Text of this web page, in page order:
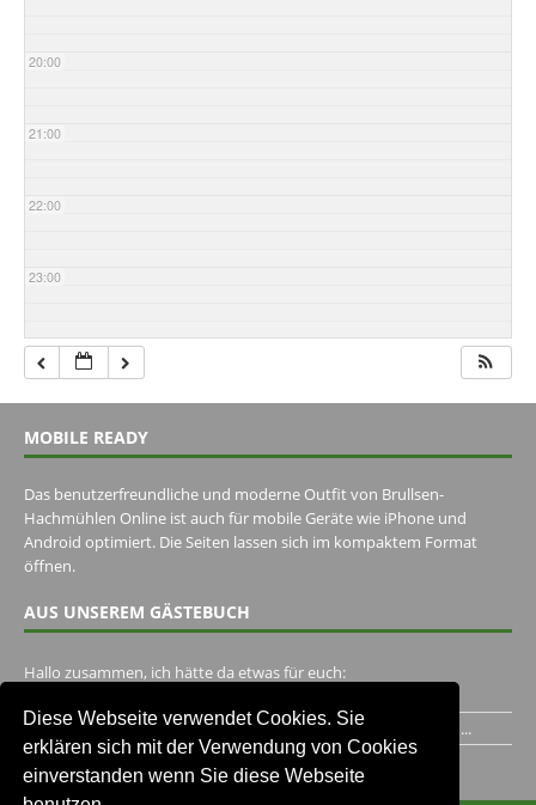
Diese Webseite verwendet Cookies. Sie
erklären sich mit der Verwendung von Cookies
einverstanden wenn Sie diese Webseite
20:00
21:00
22:00
23:00
MOBILE READY
Das benutzerfreundliche und moderne Outfit von Brullsen-
Hachmühlen Online ist auch für mobile Geräte wie iPhone und
Android optimiert. Die Seiten lassen sich im kompaktem Format
öffnen.
AUS UNSEREM GÄSTEBUCH
Hallo zusammen, ich hätte da etwas für euch:
Ich habe ein Jahr im Gasthaus Hugo Pape verbracht..Habe ihn...
Unser Gästebuch besuchen